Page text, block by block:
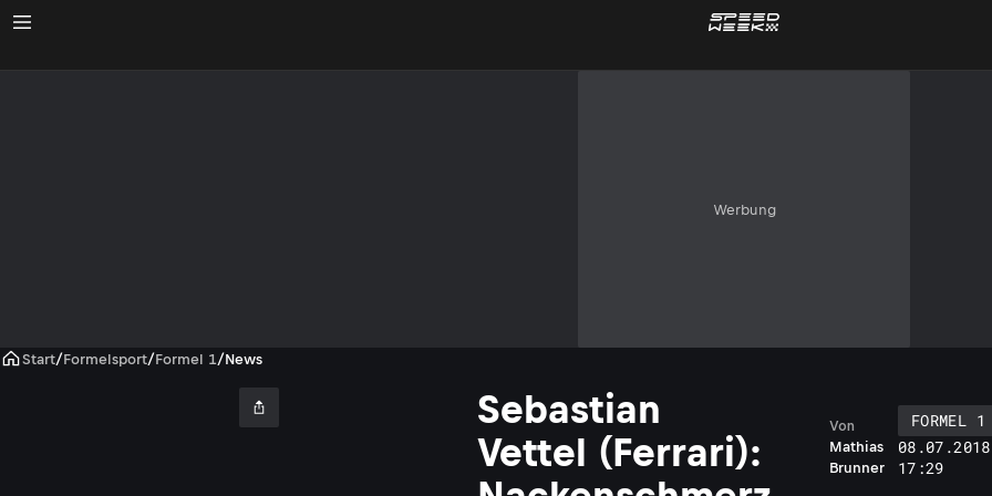
Werbung
Start/Formelsport/Formel 1/News
Sebastian
Vettel (Ferrari):
Mathias
Brunner
Von
FORMEL 1
17:29